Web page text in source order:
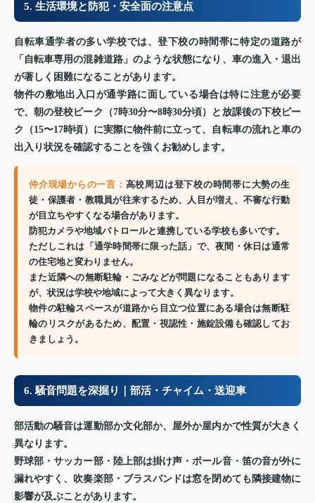
5. 生活環境と防犯・安全面の注意点
自転車通学者の多い学校では、登下校の時間帯に特定の道路が
「自転車専用の混雑道路」のような状態になり、車の進入・退出
が著しく困難になることがあります。
物件の敷地出入口が通学路に面している場合は特に注意が必要
で、朝の登校ピーク（7時30分〜8時30分頃）と放課後の下校ピー
ク（15〜17時頃）に実際に物件前に立って、自転車の流れと車の
出入り状況を確認することを強くお勧めします。
仲介現場からの一言： 高校周辺は登下校の時間帯に大勢の生
徒・保護者・教職員が往来するため、人目が増え、不審な行動
が目立ちやすくなる場合があります。
防犯カメラや地域パトロールと連携している学校も多いです。
ただしこれは「通学時間帯に限った話」で、夜間・休日は通常
の住宅地と変わりません。
また近隣への無断駐輪・ごみなどが問題になることもあります
が、状況は学校や地域によって大きく異なります。
物件の駐輪スペースが道路から目立つ位置にある場合は無断駐
輪のリスクがあるため、配置・視認性・施錠設備も確認してお
きましょう。
6. 騒音問題を深掘り｜部活・チャイム・送迎車
部活動の騒音は運動部か文化部か、屋外か屋内かで性質が大きく
異なります。
野球部・サッカー部・陸上部は掛け声・ボール音・笛の音が外に
漏れやすく、吹奏楽部・ブラスバンドは窓を閉めても隣接建物に
影響が及ぶことがあります。